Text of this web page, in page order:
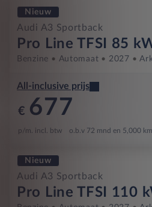
Nieuw
Audi A3 Sportback
Pro Line TFSI 85
Benzine Automaat 2027
All-inclusive prijs
€ 677
p/m. incl. btw o.b.v 72 mnd en 5,000
Nieuw
Audi A3 Sportback
Pro Line TFSI 110